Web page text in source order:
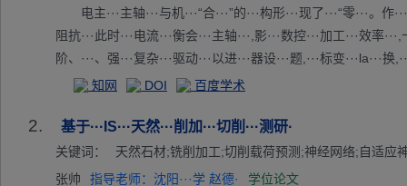
电主···主轴···与机···“合···”的···构形···现了···“零···。
阻抗···此时···电流···衡会···主轴···,影···数控···加工···效率
阶、···、强···复杂···驱动···以进···器设···题,···标变···la···
···匝间···障进···描述···期故···三个···本文···是对···级匝···
测···性。···针对···好实···Lu···er···区间···在电···子绕···匝
··统的···,L···be···r区···器存···的情···新型···测器···一缺···
·扰鲁···早期···路故···度。···针对···讯带···全分···多主···早期
知网 DOI 百度学术
2. 基于···IS···天然···削加···切削···测研·
关键词：
天然石材;铣削加工;切削载荷预测;神经网络;自适应
张帅
指导老师：沈阳···学 赵德·
学位论文